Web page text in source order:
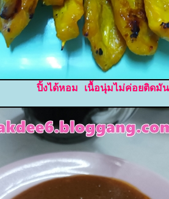
ปิ้งได้หอม เนื้อนุ่มไม่ค่อยติดมัน